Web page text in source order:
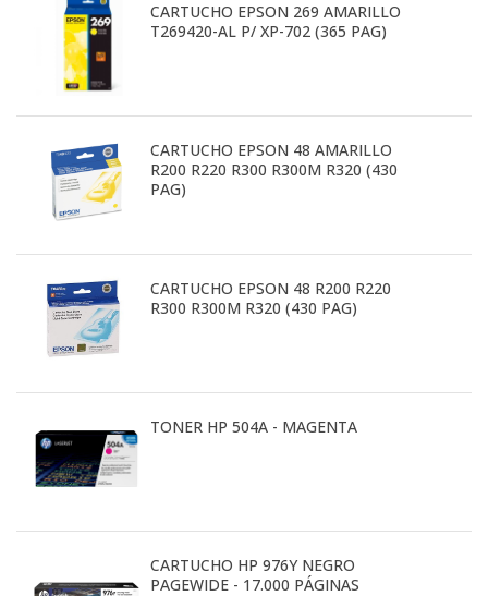
CARTUCHO EPSON 269 AMARILLO
T269420-AL P/ XP-702 (365 PAG)
CARTUCHO EPSON 48 AMARILLO
R200 R220 R300 R300M R320 (430
PAG)
CARTUCHO EPSON 48 R200 R220
R300 R300M R320 (430 PAG)
TONER HP 504A - MAGENTA
CARTUCHO HP 976Y NEGRO
PAGEWIDE - 17.000 PÁGINAS